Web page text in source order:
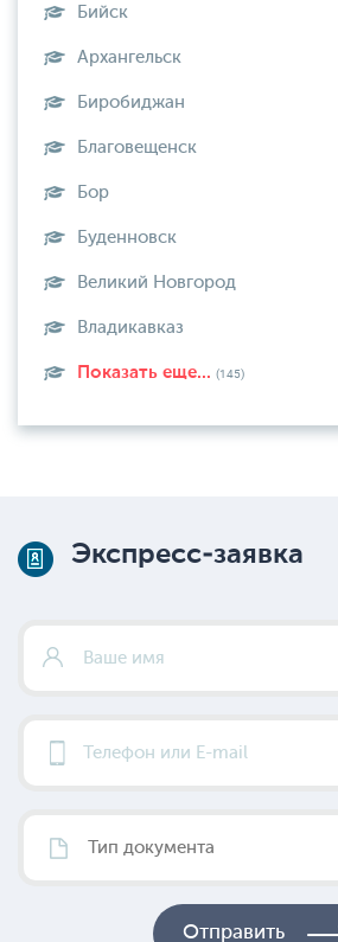
Бийск
Архангельск
Биробиджан
Благовещенск
Бор
Буденновск
Великий Новгород
Владикавказ
Показать еще... (145)
Экспресс-заявка